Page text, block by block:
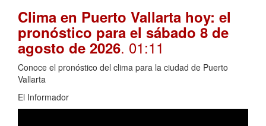
Clima en Puerto Vallarta hoy: el
pronóstico para el sábado 8 de
agosto de 2026. 01:11
Conoce el pronóstico del clima para la ciudad de Puerto
Vallarta
El Informador